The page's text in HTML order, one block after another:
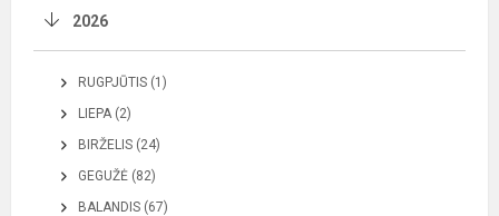
2026
RUGPJŪTIS (1)
LIEPA (2)
BIRŽELIS (24)
GEGUŽĖ (82)
BALANDIS (67)